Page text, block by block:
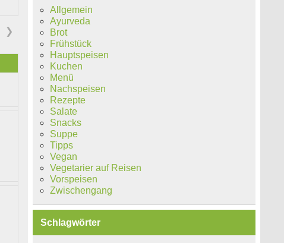
❯
Allgemein
Ayurveda
Brot
Frühstück
Hauptspeisen
Kuchen
Menü
Nachspeisen
Rezepte
Salate
Snacks
Suppe
Tipps
Vegan
Vegetarier auf Reisen
Vorspeisen
Zwischengang
Schlagwörter